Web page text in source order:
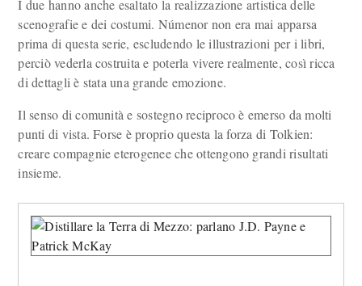
I due hanno anche esaltato la realizzazione artistica delle
scenografie e dei costumi. Númenor non era mai apparsa
prima di questa serie, escludendo le illustrazioni per i libri,
perciò vederla costruita e poterla vivere realmente, così ricca
di dettagli è stata una grande emozione.
Il senso di comunità e sostegno reciproco è emerso da molti
punti di vista. Forse è proprio questa la forza di Tolkien:
creare compagnie eterogenee che ottengono grandi risultati
insieme.